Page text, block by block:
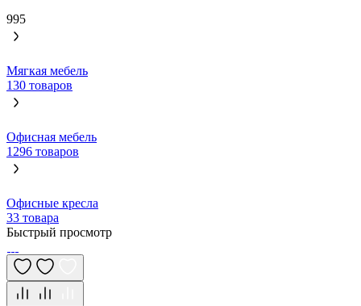
995
Мягкая мебель
130 товаров
Офисная мебель
1296 товаров
Офисные кресла
33 товара
Быстрый просмотр